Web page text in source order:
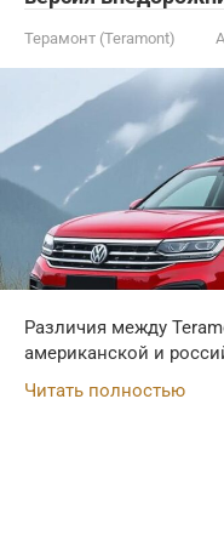
Терамонт (Teramont)
Различия между
американской и
Читать полностью